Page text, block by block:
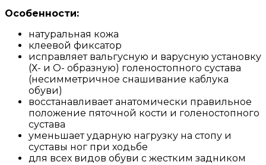
Особенности:
натуральная кожа
клеевой фиксатор
исправляет вальгусную и варусную установку
(Х- и О- образную) голеностопного сустава
(несимметричное снашивание каблука
обуви)
восстанавливает анатомически правильное
положение пяточной кости и голеностопного
сустава
уменьшает ударную нагрузку на стопу и
суставы ног при ходьбе
для всех видов обуви с жестким задником